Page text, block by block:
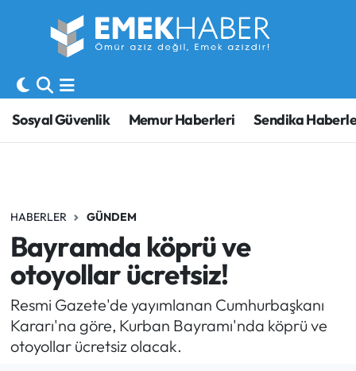
Sosyal Güvenlik Memur Haberleri Sendika
HABERLER GÜNDEM
Bayramda köprü ve
otoyollar ücretsiz!
Resmi Gazete'de yayımlanan Cumhurbaşkanı
Kararı'na göre, Kurban Bayramı'nda köprü ve
otoyollar ücretsiz olacak.
Sosyal Güvenlik
Sendika
SORU-CEVAP
Memur
Emekli
İşveren
İş Fırsatları
Hava Durumu
Trafik Durumu
Süper Lig Puan Durumu ve Fikstür
Son Dakika Haberleri
Haber Arşivi